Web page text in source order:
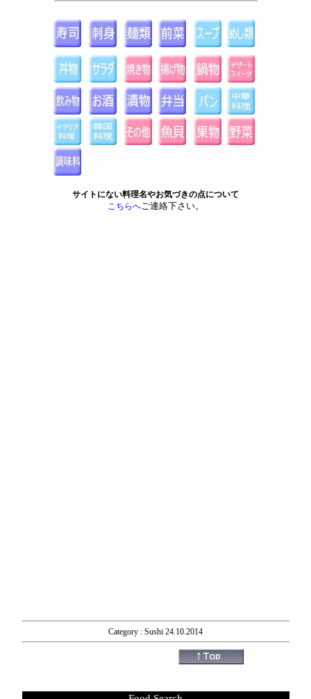
サイトにない料理名やお気づきの点について
こちらへご連絡下さい。
Category : Sushi 24.10.2014